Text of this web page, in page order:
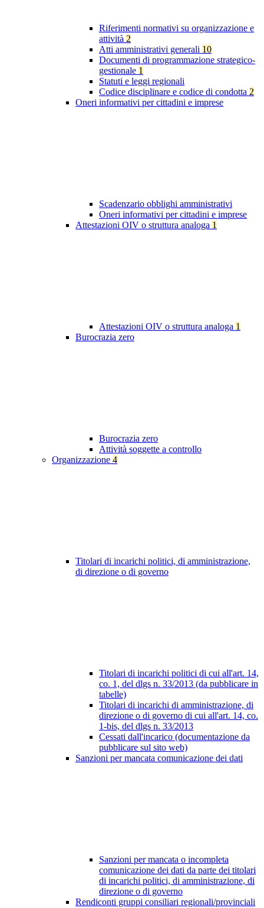
Riferimenti normativi su organizzazione e
attività 2
Atti amministrativi generali 10
Documenti di programmazione strategico-
gestionale 1
Statuti e leggi regionali
Codice disciplinare e codice di condotta 2
Oneri informativi per cittadini e imprese
Scadenzario obblighi amministrativi
Oneri informativi per cittadini e imprese
Attestazioni OIV o struttura analoga 1
Attestazioni OIV o struttura analoga 1
Burocrazia zero
Burocrazia zero
Attività soggette a controllo
Organizzazione 4
Titolari di incarichi politici, di amministrazione,
di direzione o di governo
Titolari di incarichi politici di cui all'art. 14,
co. 1, del dlgs n. 33/2013 (da pubblicare in
tabelle)
Titolari di incarichi di amministrazione, di
direzione o di governo di cui all'art. 14, co.
1-bis, del dlgs n. 33/2013
Cessati dall'incarico (documentazione da
pubblicare sul sito web)
Sanzioni per mancata comunicazione dei dati
Sanzioni per mancata o incompleta
comunicazione dei dati da parte dei titolari
di incarichi politici, di amministrazione, di
direzione o di governo
Rendiconti gruppi consiliari regionali/provinciali